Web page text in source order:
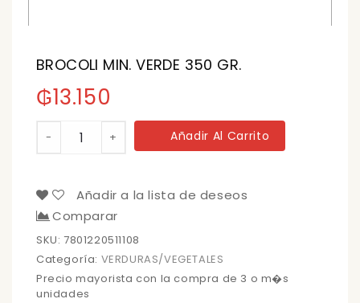
BROCOLI MIN. VERDE 350 GR.
₲13.150
GR.
cantidad
- + Añadir Al Carrito
Añadir a la lista de deseos
Comparar
SKU: 7801220511108
Categoría: VERDURAS/VEGETALES
Precio mayorista con la compra de 3 o m�s
unidades